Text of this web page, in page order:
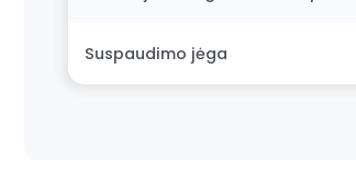
Suspaudimo jėga